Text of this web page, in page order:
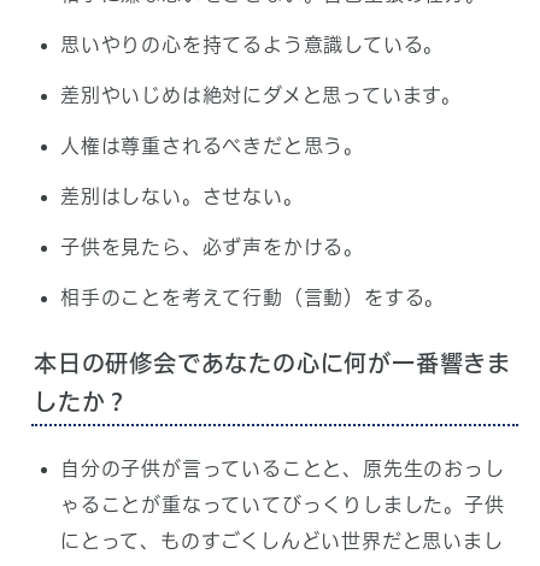
思いやりの心を持てるよう意識している。
差別やいじめは絶対にダメと思っています。
人権は尊重されるべきだと思う。
差別はしない。させない。
子供を見たら、必ず声をかける。
相手のことを考えて行動（言動）をする。
本日の研修会であなたの心に何が一番響きま
したか？
自分の子供が言っていることと、原先生のおっし
ゃることが重なっていてびっくりしました。子供
にとって、ものすごくしんどい世界だと思いまし